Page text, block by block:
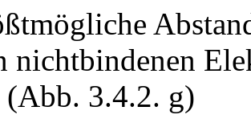
nichtbindenen
(Abb. 3.4.2. g)